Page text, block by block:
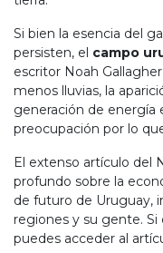
Si bien la esencia del
persisten, el campo
escritor Noah
menos lluvias, la
generación de energía
preocupación por lo
El extenso artículo del
profundo sobre la
de futuro de Uruguay,
regiones y su gente.
puedes acceder al